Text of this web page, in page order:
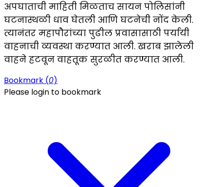
अपघाताची माहिती मिळताच सायन पोलिसांनी
घटनास्थळी धाव घेतली आणि घटनेची नोंद केली.
त्यानंतर महापौरांच्या पुढील प्रवासासाठी पर्यायी
वाहनाची व्यवस्था करण्यात आली. खराब झालेली
वाहने हटवून वाहतूक सुरळीत करण्यात आली.
Bookmark (0)
Please login to bookmark